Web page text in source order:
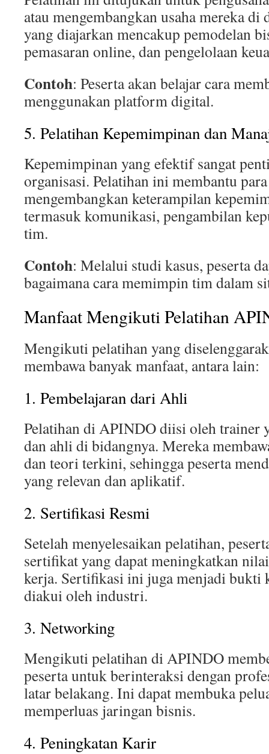
atau mengembangkan usaha mereka
yang diajarkan mencakup pemodelan
pemasaran online, dan pengelolaan
Contoh: Peserta akan belajar cara
menggunakan platform digital.
5. Pelatihan Kepemimpinan dan
Kepemimpinan yang efektif sangat
organisasi. Pelatihan ini membantu
mengembangkan keterampilan
termasuk komunikasi, pengambilan
tim.
Contoh: Melalui studi kasus, peserta
bagaimana cara memimpin tim dalam
Manfaat Mengikuti Pelatihan
Mengikuti pelatihan yang
membawa banyak manfaat, antara lain:
1. Pembelajaran dari Ahli
Pelatihan di APINDO diisi oleh trainer
dan ahli di bidangnya. Mereka
dan teori terkini, sehingga peserta
yang relevan dan aplikatif.
2. Sertifikasi Resmi
Setelah menyelesaikan pelatihan,
sertifikat yang dapat meningkatkan
kerja. Sertifikasi ini juga menjadi bukti
diakui oleh industri.
3. Networking
Mengikuti pelatihan di APINDO
peserta untuk berinteraksi dengan
latar belakang. Ini dapat membuka
memperluas jaringan bisnis.
4. Peningkatan Karir